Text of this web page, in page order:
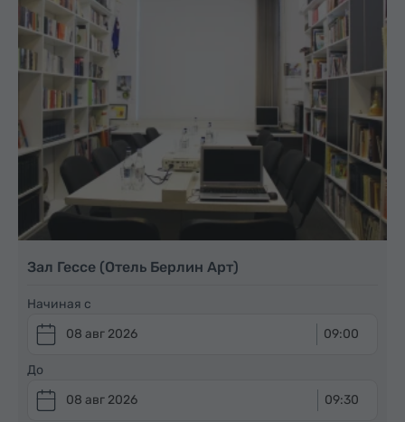
Зал Гессе (Отель Берлин Арт)
Начиная с
08 авг 2026
09:00
До
08 авг 2026
09:30